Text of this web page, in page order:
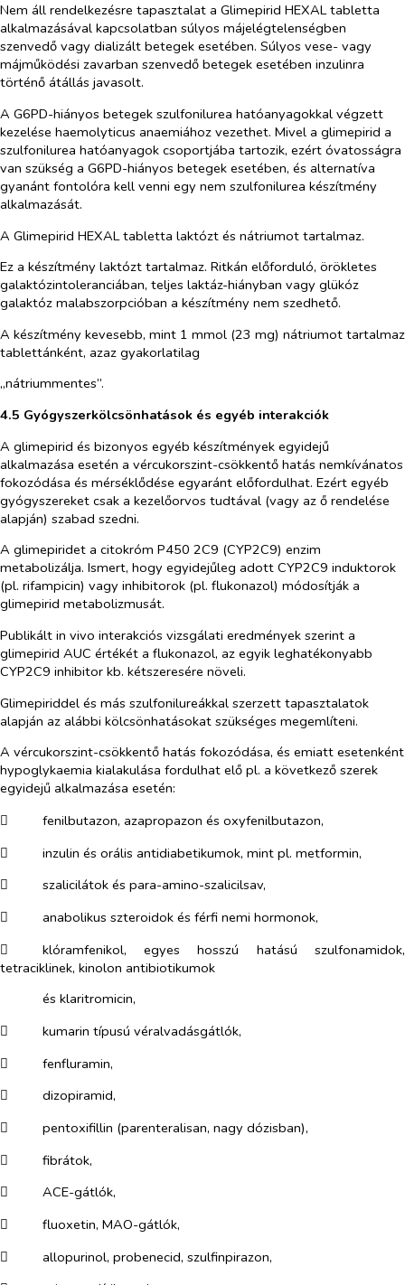
Nem áll rendelkezésre tapasztalat a Glimepirid HEXAL tabletta
alkalmazásával kapcsolatban súlyos májelégtelenségben
szenvedő vagy dializált betegek esetében. Súlyos vese- vagy
májműködési zavarban szenvedő betegek esetében inzulinra
történő átállás javasolt.
A G6PD-hiányos betegek szulfonilurea hatóanyagokkal végzett
kezelése haemolyticus anaemiához vezethet. Mivel a glimepirid a
szulfonilurea hatóanyagok csoportjába tartozik, ezért óvatosságra
van szükség a G6PD-hiányos betegek esetében, és alternatíva
gyanánt fontolóra kell venni egy nem szulfonilurea készítmény
alkalmazását.
A Glimepirid HEXAL tabletta laktózt és nátriumot tartalmaz.
Ez a készítmény laktózt tartalmaz. Ritkán előforduló, örökletes
galaktózintoleranciában, teljes laktáz-hiányban vagy glükóz
galaktóz malabszorpcióban a készítmény nem szedhető.
A készítmény kevesebb, mint 1 mmol (23 mg) nátriumot tartalmaz
tablettánként, azaz gyakorlatilag
„nátriummentes”.
4.5 Gyógyszerkölcsönhatások és egyéb interakciók
A glimepirid és bizonyos egyéb készítmények egyidejű
alkalmazása esetén a vércukorszint-csökkentő hatás nemkívánatos
fokozódása és mérséklődése egyaránt előfordulhat. Ezért egyéb
gyógyszereket csak a kezelőorvos tudtával (vagy az ő rendelése
alapján) szabad szedni.
A glimepiridet a citokróm P450 2C9 (CYP2C9) enzim
metabolizálja. Ismert, hogy egyidejűleg adott CYP2C9 induktorok
(pl. rifampicin) vagy inhibitorok (pl. flukonazol) módosítják a
glimepirid metabolizmusát.
Publikált in vivo interakciós vizsgálati eredmények szerint a
glimepirid AUC értékét a flukonazol, az egyik leghatékonyabb
CYP2C9 inhibitor kb. kétszeresére növeli.
Glimepiriddel és más szulfonilureákkal szerzett tapasztalatok
alapján az alábbi kölcsönhatásokat szükséges megemlíteni.
A vércukorszint-csökkentő hatás fokozódása, és emiatt esetenként
hypoglykaemia kialakulása fordulhat elő pl. a következő szerek
egyidejű alkalmazása esetén:
​
fenilbutazon, azapropazon és oxyfenilbutazon,
​
inzulin és orális antidiabetikumok, mint pl. metformin,
​
szalicilátok és para-amino-szalicilsav,
​
anabolikus szteroidok és férfi nemi hormonok,
​
klóramfenikol, egyes hosszú hatású szulfonamidok,
tetraciklinek, kinolon antibiotikumok
és klaritromicin,
​
kumarin típusú véralvadásgátlók,
​
fenfluramin,
​
dizopiramid,
​
pentoxifillin (parenteralisan, nagy dózisban),
​
fibrátok,
​
ACE-gátlók,
​
fluoxetin, MAO-gátlók,
​
allopurinol, probenecid, szulfinpirazon,